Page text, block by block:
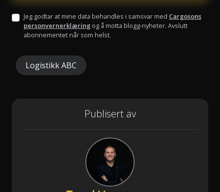
Jeg godtar at mine data behandles i samsvar med Cargosons
personvernerklæring og å motta blogg-nyheter. Avslutt
abonnementet når som helst.
Logistikk ABC
Publisert av